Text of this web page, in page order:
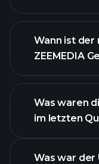
ZEEMEDIA
Wann ist der
ZEEMEDIA
Was waren
im letzten
Was war der